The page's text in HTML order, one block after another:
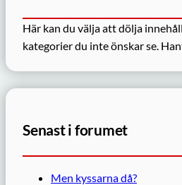
Här kan du välja att dölja
kategorier du inte önskar se.
Senast i forumet
Men kyssarna då?